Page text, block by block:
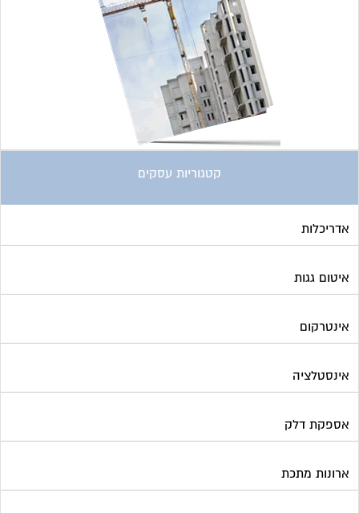
קטגוריות עסקים
אדריכלות
איטום גגות
אינטרקום
אינסטלציה
אספקת דלק
ארונות מתכת